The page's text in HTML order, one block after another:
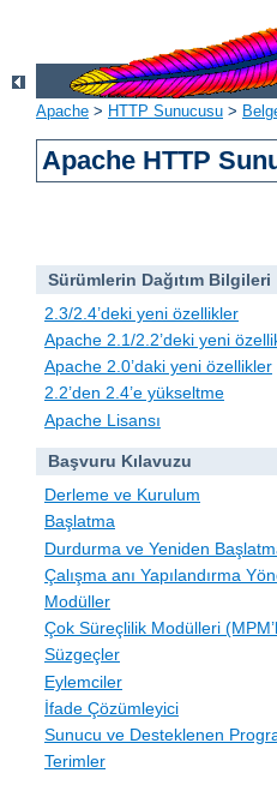
Apache > HTTP Sunucusu >
Apache HTTP
Sürümlerin Dağıtım Bilgileri
2.3/2.4’deki yeni özellikler
Apache 2.1/2.2’deki yeni
Apache 2.0’daki yeni özellikler
2.2’den 2.4’e yükseltme
Apache Lisansı
Başvuru Kılavuzu
Derleme ve Kurulum
Başlatma
Durdurma ve Yeniden
Çalışma anı Yapılandırma
Modüller
Çok Süreçlilik Modülleri
Süzgeçler
Eylemciler
İfade Çözümleyici
Sunucu ve Desteklenen
Terimler